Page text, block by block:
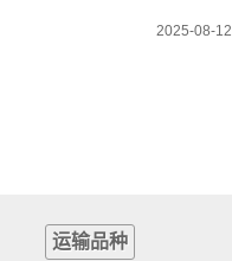
2025-08-12
运输品种